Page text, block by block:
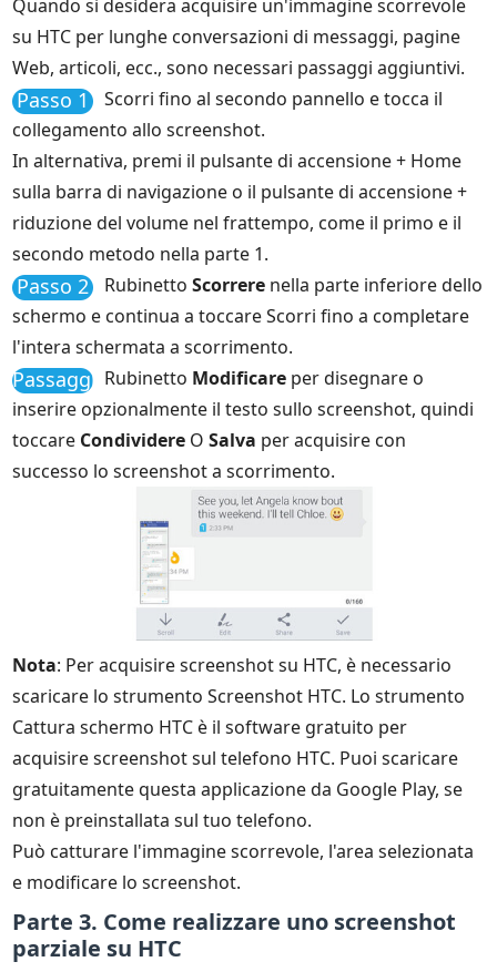
Quando si desidera acquisire un'immagine scorrevole
su HTC per lunghe conversazioni di messaggi, pagine
Web, articoli, ecc., sono necessari passaggi aggiuntivi.
Passo 1
Scorri fino al secondo pannello e tocca il
collegamento allo screenshot.
In alternativa, premi il pulsante di accensione + Home
sulla barra di navigazione o il pulsante di accensione +
riduzione del volume nel frattempo, come il primo e il
secondo metodo nella parte 1.
Passo 2 RubinettoScorrere nella parte inferiore dello
schermo e continua a toccare Scorri fino a completare
l'intera schermata a scorrimento.
Passaggio
3
Rubinetto Modificare per disegnare o
inserire opzionalmente il testo sullo screenshot, quindi
toccare Condividere OSalva per acquisire con
successo lo screenshot a scorrimento.
Nota: Per acquisire screenshot su HTC, è necessario
scaricare lo strumento Screenshot HTC. Lo strumento
Cattura schermo HTC è il software gratuito per
acquisire screenshot sul telefono HTC. Puoi scaricare
gratuitamente questa applicazione da Google Play, se
non è preinstallata sul tuo telefono.
Può catturare l'immagine scorrevole, l'area selezionata
e modificare lo screenshot.
Parte 3. Come realizzare uno screenshot
parziale su HTC